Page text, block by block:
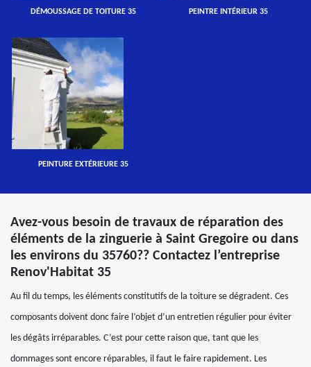
DÉMOUSSAGE DE TOITURE 35 PEINTRE INTÉRIEUR 35
PEINTURE EXTÉRIEURE 35
Avez-vous besoin de travaux de réparation des
éléments de la zinguerie à Saint Gregoire ou dans
les environs du 35760?? Contactez l’entreprise
Renov'Habitat 35
Au fil du temps, les éléments constitutifs de la toiture se dégradent. Ces
composants doivent donc faire l’objet d’un entretien régulier pour éviter
les dégâts irréparables. C’est pour cette raison que, tant que les
dommages sont encore réparables, il faut le faire rapidement. Les